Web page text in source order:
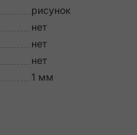
рисунок
нет
нет
нет
1 мм